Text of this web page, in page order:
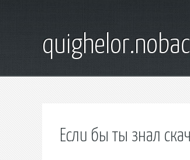
Если бы ты знал